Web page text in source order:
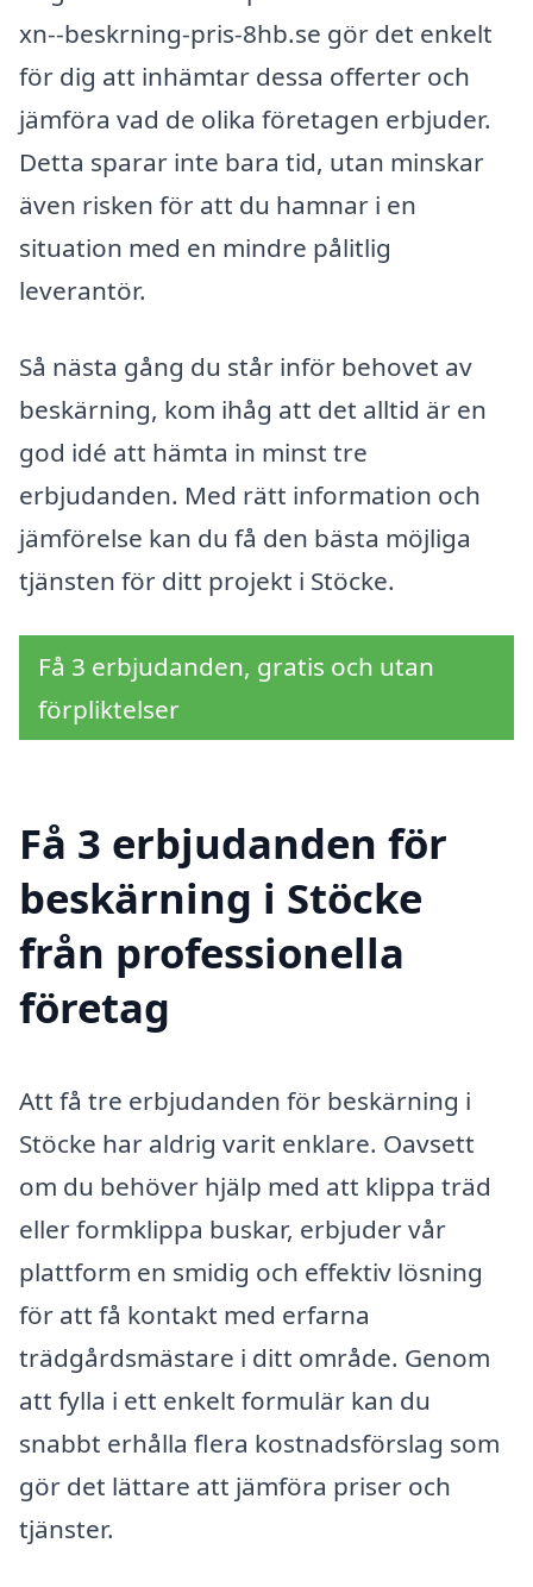
xn--beskrning-pris-8hb.se gör det enkelt
för dig att inhämtar dessa offerter och
jämföra vad de olika företagen erbjuder.
Detta sparar inte bara tid, utan minskar
även risken för att du hamnar i en
situation med en mindre pålitlig
leverantör.
Så nästa gång du står inför behovet av
beskärning, kom ihåg att det alltid är en
god idé att hämta in minst tre
erbjudanden. Med rätt information och
jämförelse kan du få den bästa möjliga
tjänsten för ditt projekt i Stöcke.
Få 3 erbjudanden, gratis och utan
förpliktelser
Få 3 erbjudanden för
beskärning i Stöcke
från professionella
företag
Att få tre erbjudanden för beskärning i
Stöcke har aldrig varit enklare. Oavsett
om du behöver hjälp med att klippa träd
eller formklippa buskar, erbjuder vår
plattform en smidig och effektiv lösning
för att få kontakt med erfarna
trädgårdsmästare i ditt område. Genom
att fylla i ett enkelt formulär kan du
snabbt erhålla flera kostnadsförslag som
gör det lättare att jämföra priser och
tjänster.